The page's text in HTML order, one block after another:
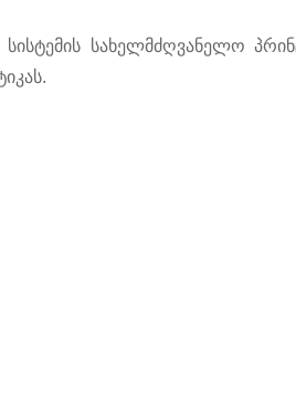
სახელმძღვანელო